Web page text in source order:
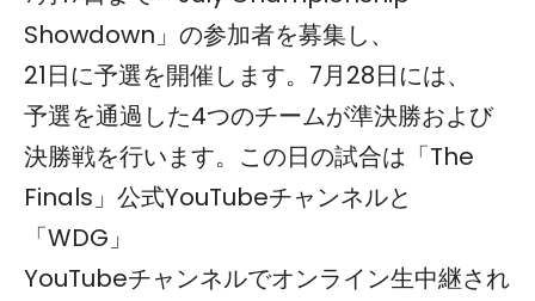
Showdown」の参加者を募集し、
21日に予選を開催します。7月28日には、
予選を通過した4つのチームが準決勝および
決勝戦を行います。この日の試合は「The
Finals」公式YouTubeチャンネルと
「WDG」
YouTubeチャンネルでオンライン生中継され